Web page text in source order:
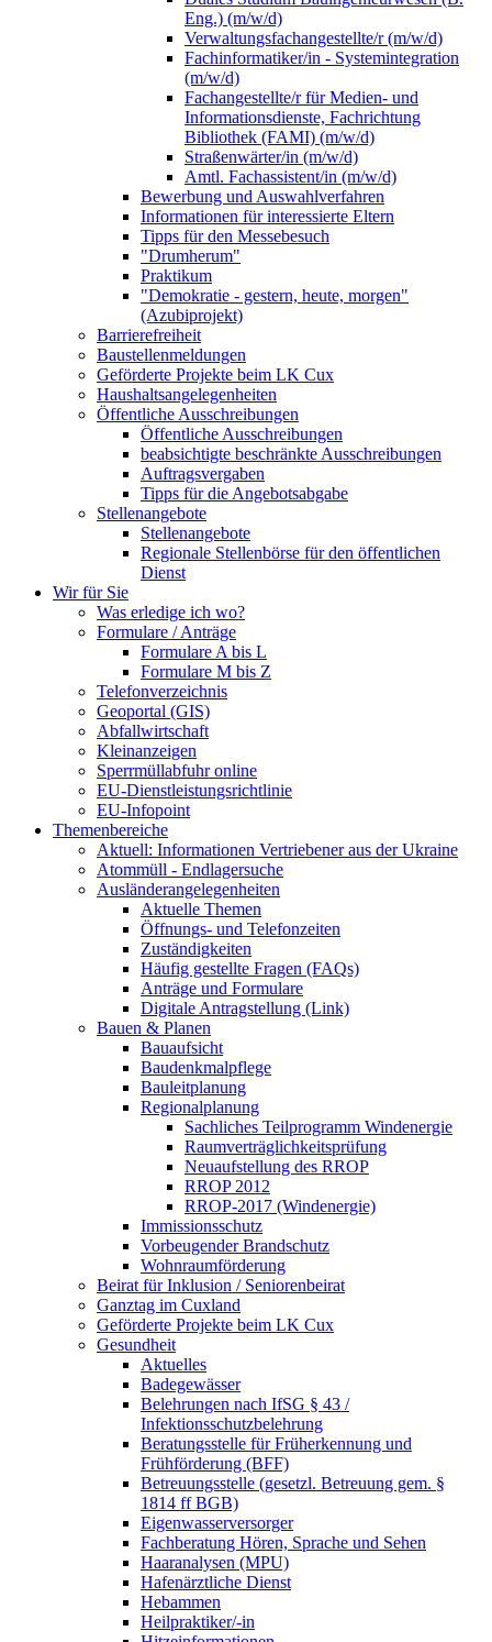
Eng.) (m/w/d)
Verwaltungsfachangestellte/r (m/w/d)
Fachinformatiker/in - Systemintegration
(m/w/d)
Fachangestellte/r für Medien- und
Informationsdienste, Fachrichtung
Bibliothek (FAMI) (m/w/d)
Straßenwärter/in (m/w/d)
Amtl. Fachassistent/in (m/w/d)
Bewerbung und Auswahlverfahren
Informationen für interessierte Eltern
Tipps für den Messebesuch
"Drumherum"
Praktikum
"Demokratie - gestern, heute, morgen"
(Azubiprojekt)
Barrierefreiheit
Baustellenmeldungen
Geförderte Projekte beim LK Cux
Haushaltsangelegenheiten
Öffentliche Ausschreibungen
Öffentliche Ausschreibungen
beabsichtigte beschränkte Ausschreibungen
Auftragsvergaben
Tipps für die Angebotsabgabe
Stellenangebote
Stellenangebote
Regionale Stellenbörse für den öffentlichen
Dienst
Wir für Sie
Was erledige ich wo?
Formulare / Anträge
Formulare A bis L
Formulare M bis Z
Telefonverzeichnis
Geoportal (GIS)
Abfallwirtschaft
Kleinanzeigen
Sperrmüllabfuhr online
EU-Dienstleistungsrichtlinie
EU-Infopoint
Themenbereiche
Aktuell: Informationen Vertriebener aus der Ukraine
Atommüll - Endlagersuche
Ausländerangelegenheiten
Aktuelle Themen
Öffnungs- und Telefonzeiten
Zuständigkeiten
Häufig gestellte Fragen (FAQs)
Anträge und Formulare
Digitale Antragstellung (Link)
Bauen & Planen
Bauaufsicht
Baudenkmalpflege
Bauleitplanung
Regionalplanung
Sachliches Teilprogramm Windenergie
Raumverträglichkeitsprüfung
Neuaufstellung des RROP
RROP 2012
RROP-2017 (Windenergie)
Immissionsschutz
Vorbeugender Brandschutz
Wohnraumförderung
Beirat für Inklusion / Seniorenbeirat
Ganztag im Cuxland
Geförderte Projekte beim LK Cux
Gesundheit
Aktuelles
Badegewässer
Belehrungen nach IfSG § 43 /
Infektionsschutzbelehrung
Beratungsstelle für Früherkennung und
Frühförderung (BFF)
Betreuungsstelle (gesetzl. Betreuung gem. §
1814 ff BGB)
Eigenwasserversorger
Fachberatung Hören, Sprache und Sehen
Haaranalysen (MPU)
Hafenärztliche Dienst
Hebammen
Heilpraktiker/-in